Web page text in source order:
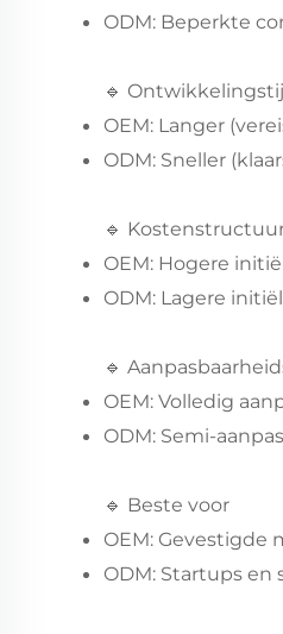
ODM: Beperkte
🔹
OEM: Langer
ODM: Sneller
🔹
OEM: Hogere
ODM: Lagere
🔹
OEM: Volledig
ODM: Semi-
🔹 Beste voor
OEM: Gevestigde
ODM: Startups en